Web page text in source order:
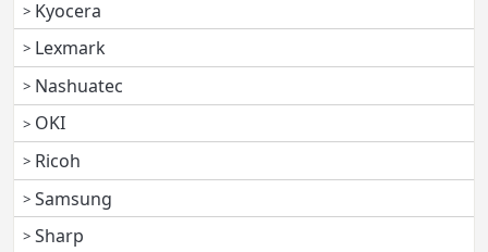
Kyocera
Lexmark
Nashuatec
OKI
Ricoh
Samsung
Sharp